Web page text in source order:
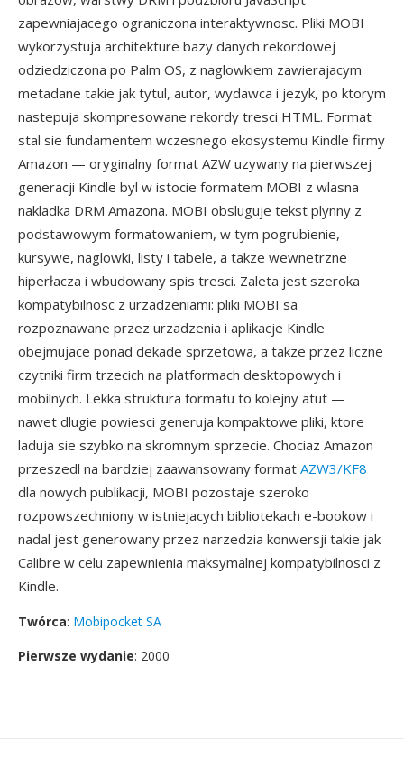
zapewniajacego ograniczona interaktywnosc. Pliki MOBI
wykorzystuja architekture bazy danych rekordowej
odziedziczona po Palm OS, z naglowkiem zawierajacym
metadane takie jak tytul, autor, wydawca i jezyk, po ktorym
nastepuja skompresowane rekordy tresci HTML. Format
stal sie fundamentem wczesnego ekosystemu Kindle firmy
Amazon — oryginalny format AZW uzywany na pierwszej
generacji Kindle byl w istocie formatem MOBI z wlasna
nakladka DRM Amazona. MOBI obsluguje tekst plynny z
podstawowym formatowaniem, w tym pogrubienie,
kursywe, naglowki, listy i tabele, a takze wewnetrzne
hiperłacza i wbudowany spis tresci. Zaleta jest szeroka
kompatybilnosc z urzadzeniami: pliki MOBI sa
rozpoznawane przez urzadzenia i aplikacje Kindle
obejmujace ponad dekade sprzetowa, a takze przez liczne
czytniki firm trzecich na platformach desktopowych i
mobilnych. Lekka struktura formatu to kolejny atut —
nawet dlugie powiesci generuja kompaktowe pliki, ktore
laduja sie szybko na skromnym sprzecie. Chociaz Amazon
przeszedl na bardziej zaawansowany format AZW3/KF8
dla nowych publikacji, MOBI pozostaje szeroko
rozpowszechniony w istniejacych bibliotekach e-bookow i
nadal jest generowany przez narzedzia konwersji takie jak
Calibre w celu zapewnienia maksymalnej kompatybilnosci z
Kindle.
Twórca: Mobipocket SA
Pierwsze wydanie: 2000